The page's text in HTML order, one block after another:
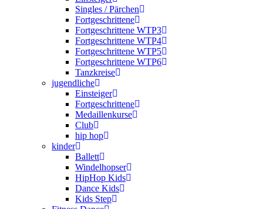
Singles / Pärchen
Fortgeschrittene
Fortgeschrittene WTP3
Fortgeschrittene WTP4
Fortgeschrittene WTP5
Fortgeschrittene WTP6
Tanzkreise
jugendliche
Einsteiger
Fortgeschrittene
Medaillenkurse
Club
hip hop
kinder
Ballett
Windelhopser
HipHop Kids
Dance Kids
Kids Step